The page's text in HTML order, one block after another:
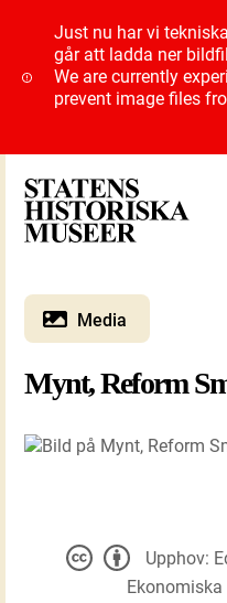
Just nu har vi
går att ladda ner
We are currently
prevent image files
Media
Mynt, Reform
Upphov: